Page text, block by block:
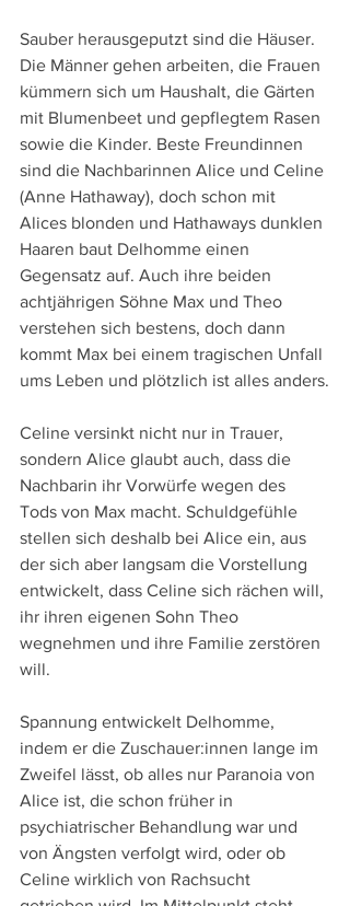
Sauber herausgeputzt sind die Häuser.
Die Männer gehen arbeiten, die Frauen
kümmern sich um Haushalt, die Gärten
mit Blumenbeet und gepflegtem Rasen
sowie die Kinder. Beste Freundinnen
sind die Nachbarinnen Alice und Celine
(Anne Hathaway), doch schon mit
Alices blonden und Hathaways dunklen
Haaren baut Delhomme einen
Gegensatz auf. Auch ihre beiden
achtjährigen Söhne Max und Theo
verstehen sich bestens, doch dann
kommt Max bei einem tragischen Unfall
ums Leben und plötzlich ist alles anders.
Celine versinkt nicht nur in Trauer,
sondern Alice glaubt auch, dass die
Nachbarin ihr Vorwürfe wegen des
Tods von Max macht. Schuldgefühle
stellen sich deshalb bei Alice ein, aus
der sich aber langsam die Vorstellung
entwickelt, dass Celine sich rächen will,
ihr ihren eigenen Sohn Theo
wegnehmen und ihre Familie zerstören
will.
Spannung entwickelt Delhomme,
indem er die Zuschauer:innen lange im
Zweifel lässt, ob alles nur Paranoia von
Alice ist, die schon früher in
psychiatrischer Behandlung war und
von Ängsten verfolgt wird, oder ob
Celine wirklich von Rachsucht